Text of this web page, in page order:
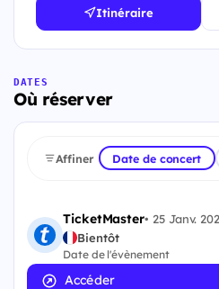
Itinéraire
DATES
Où réserver
Affiner Date de concert
TicketMaster• 25 Janv.
Bientôt
Date de l'évènement
Accéder